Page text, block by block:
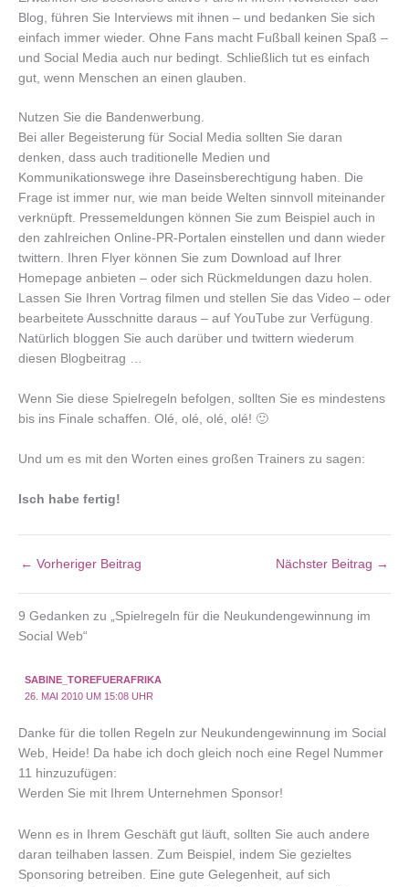
Blog, führen Sie Interviews mit ihnen – und bedanken Sie sich
einfach immer wieder. Ohne Fans macht Fußball keinen Spaß –
und Social Media auch nur bedingt. Schließlich tut es einfach
gut, wenn Menschen an einen glauben.
Nutzen Sie die Bandenwerbung.
Bei aller Begeisterung für Social Media sollten Sie daran
denken, dass auch traditionelle Medien und
Kommunikationswege ihre Daseinsberechtigung haben. Die
Frage ist immer nur, wie man beide Welten sinnvoll miteinander
verknüpft. Pressemeldungen können Sie zum Beispiel auch in
den zahlreichen Online-PR-Portalen einstellen und dann wieder
twittern. Ihren Flyer können Sie zum Download auf Ihrer
Homepage anbieten – oder sich Rückmeldungen dazu holen.
Lassen Sie Ihren Vortrag filmen und stellen Sie das Video – oder
bearbeitete Ausschnitte daraus – auf YouTube zur Verfügung.
Natürlich bloggen Sie auch darüber und twittern wiederum
diesen Blogbeitrag …
Wenn Sie diese Spielregeln befolgen, sollten Sie es mindestens
bis ins Finale schaffen. Olé, olé, olé, olé! 🙂
Und um es mit den Worten eines großen Trainers zu sagen:
Isch habe fertig!
← Vorheriger Beitrag Nächster Beitrag →
9 Gedanken zu „Spielregeln für die Neukundengewinnung im
Social Web“
SABINE_TOREFUERAFRIKA
26. MAI 2010 UM 15:08 UHR
Danke für die tollen Regeln zur Neukundengewinnung im Social
Web, Heide! Da habe ich doch gleich noch eine Regel Nummer
11 hinzuzufügen:
Werden Sie mit Ihrem Unternehmen Sponsor!
Wenn es in Ihrem Geschäft gut läuft, sollten Sie auch andere
daran teilhaben lassen. Zum Beispiel, indem Sie gezieltes
Sponsoring betreiben. Eine gute Gelegenheit, auf sich